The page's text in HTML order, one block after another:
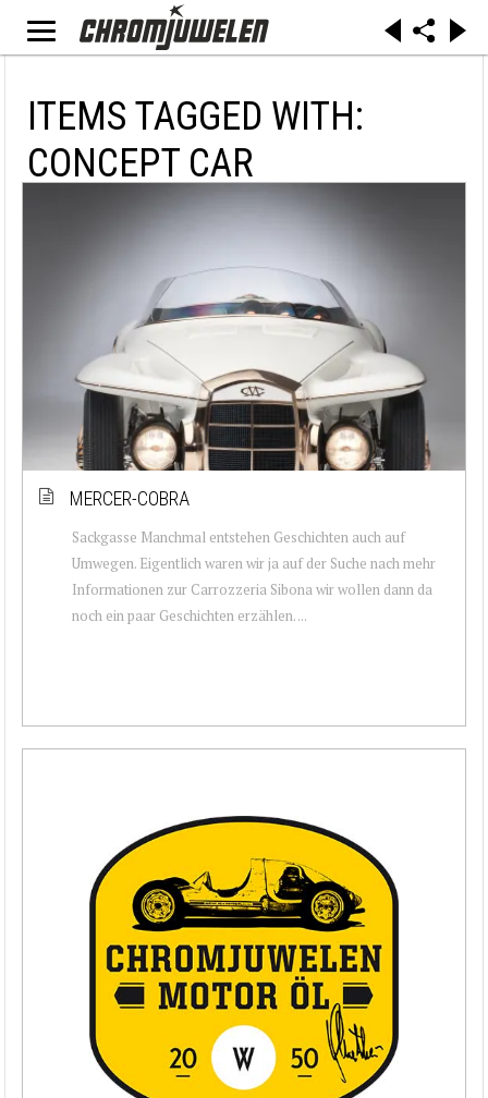
ITEMS TAGGED WITH:
CONCEPT CAR
MERCER-COBRA
Sackgasse Manchmal entstehen Geschichten auch auf
Umwegen. Eigentlich waren wir ja auf der Suche nach mehr
Informationen zur Carrozzeria Sibona wir wollen dann da
noch ein paar Geschichten erzählen. ...